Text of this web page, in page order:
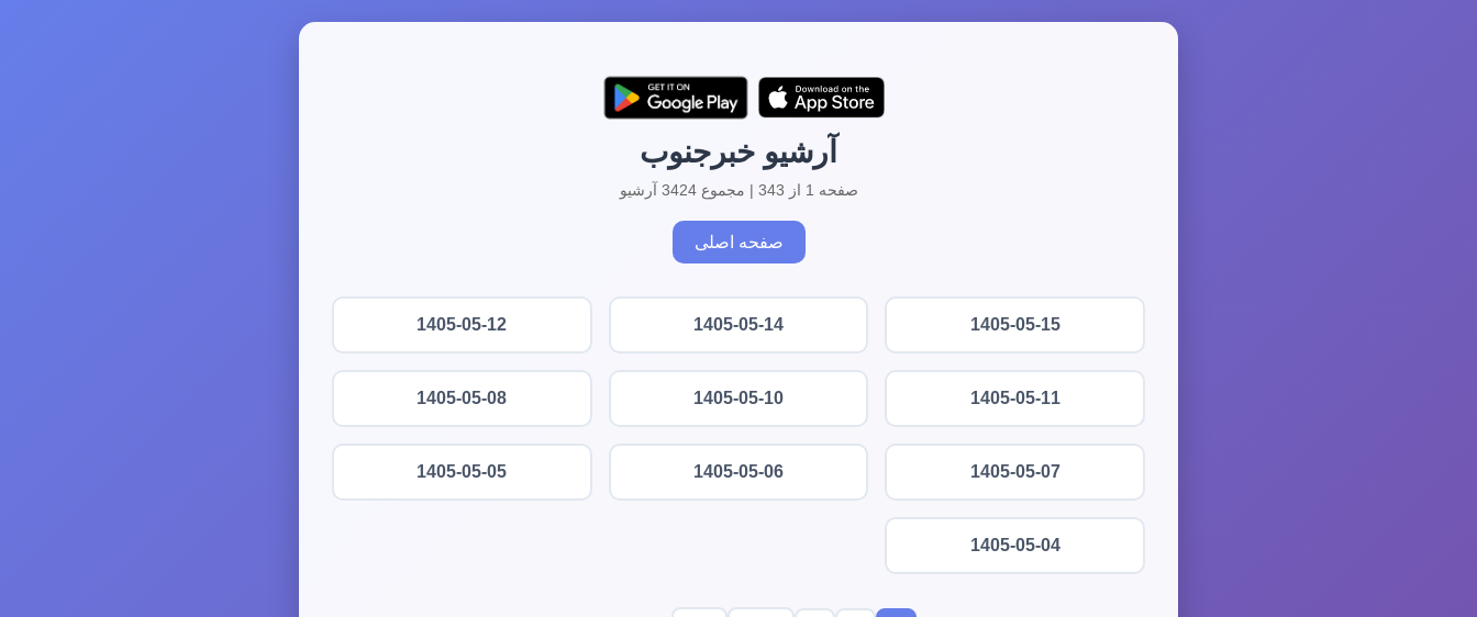
آرشیو خبرجنوب
صفحه 1 از 343 | مجموع 3424 آرشیو
صفحه اصلی
1405-05-15
1405-05-14
1405-05-12
1405-05-11
1405-05-10
1405-05-08
1405-05-07
1405-05-06
1405-05-05
1405-05-04